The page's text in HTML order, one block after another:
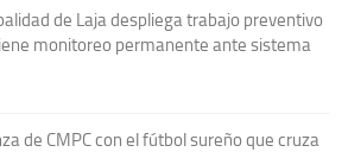
de Laja despliega trabajo preventivo
monitoreo permanente ante sistema
de CMPC con el fútbol sureño que cruza